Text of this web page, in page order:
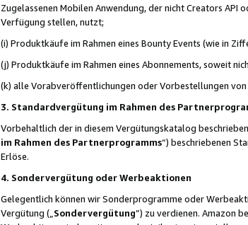
Zugelassenen Mobilen Anwendung, der nicht Creators API
Verfügung stellen, nutzt;
(i) Produktkäufe im Rahmen eines Bounty Events (wie in
(j) Produktkäufe im Rahmen eines Abonnements, soweit
(k) alle Vorabveröffentlichungen oder Vorbestellungen
3. Standardvergütung im Rahmen des
Vorbehaltlich der in diesem Vergütungskatalog
im Rahmen des Partnerprogramms“) beschriebenen
Erlöse.
4. Sondervergütung oder Werbeaktionen
Gelegentlich können wir Sonderprogramme oder
Vergütung („ Sondervergütung”) zu verdienen. Amazon